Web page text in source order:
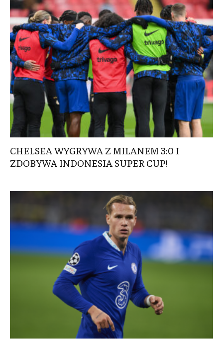
CHELSEA WYGRYWA Z MILANEM 3:0 I
ZDOBYWA INDONESIA SUPER CUP!